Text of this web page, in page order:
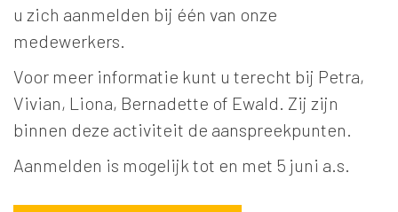
u zich aanmelden bij één van onze
medewerkers.
Voor meer informatie kunt u terecht bij Petra,
Vivian, Liona, Bernadette of Ewald. Zij zijn
binnen deze activiteit de aanspreekpunten.
Aanmelden is mogelijk tot en met 5 juni a.s.